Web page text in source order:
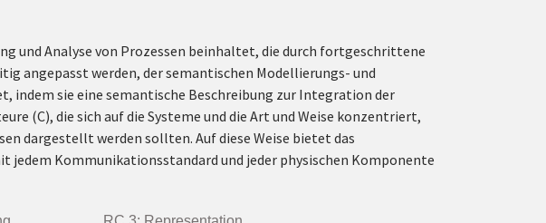
und Analyse von Prozessen beinhaltet, die durch fortgeschrittene
angepasst werden, der semantischen Modellierungs- und
indem sie eine semantische Beschreibung zur Integration der
(C), die sich auf die Systeme und die Art und Weise konzentriert,
dargestellt werden sollten. Auf diese Weise bietet das
jedem Kommunikationsstandard und jeder physischen Komponente